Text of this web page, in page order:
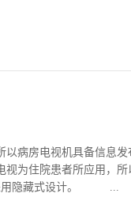
病房电视机具备信息
为住院患者所应用，
采用隐藏式设计。 ...